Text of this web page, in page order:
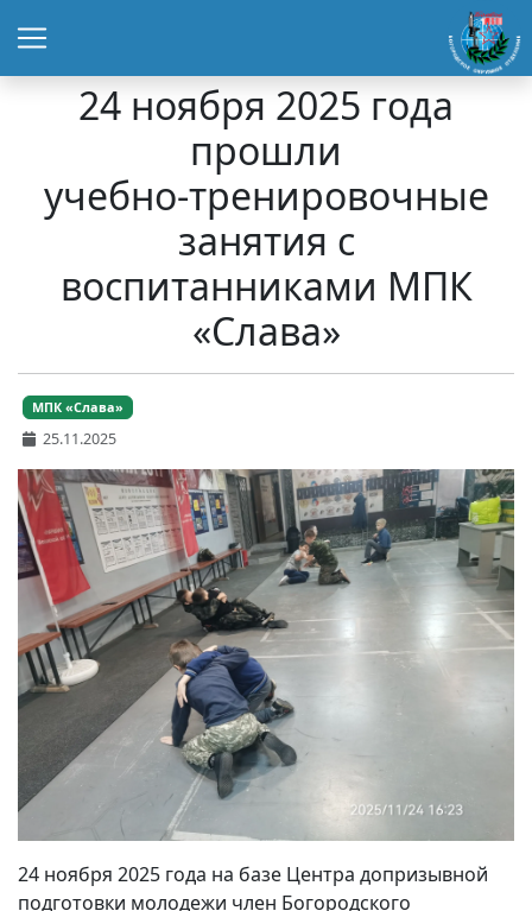
24 ноября 2025 года
прошли
учебно‑тренировочные
занятия с
воспитанниками МПК
«Слава»
МПК «Слава»
25.11.2025
24 ноября 2025 года на базе Центра допризывной
подготовки молодежи член Богородского